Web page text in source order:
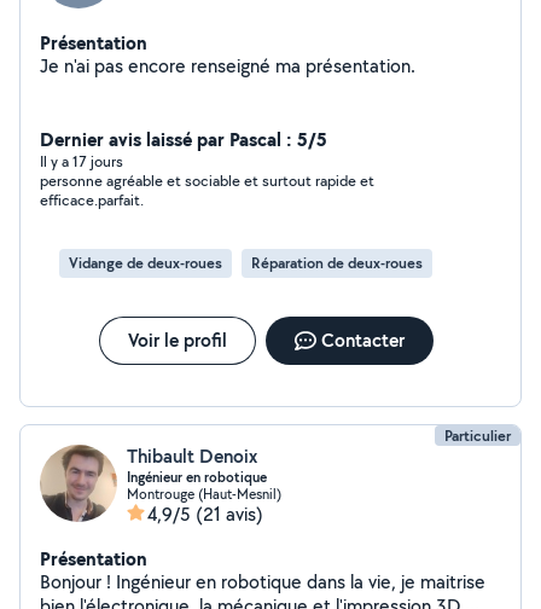
Présentation
Je n'ai pas encore renseigné ma présentation.
Dernier avis laissé par Pascal : 5/5
Il y a 17 jours
personne agréable et sociable et surtout rapide et
efficace.parfait.
Vidange de deux-roues Réparation de deux-roues
Voir le profil Contacter
Particulier
Thibault Denoix
Ingénieur en robotique
Montrouge (Haut-Mesnil)
4,9/5 (21 avis)
Présentation
Bonjour ! Ingénieur en robotique dans la vie, je maitrise